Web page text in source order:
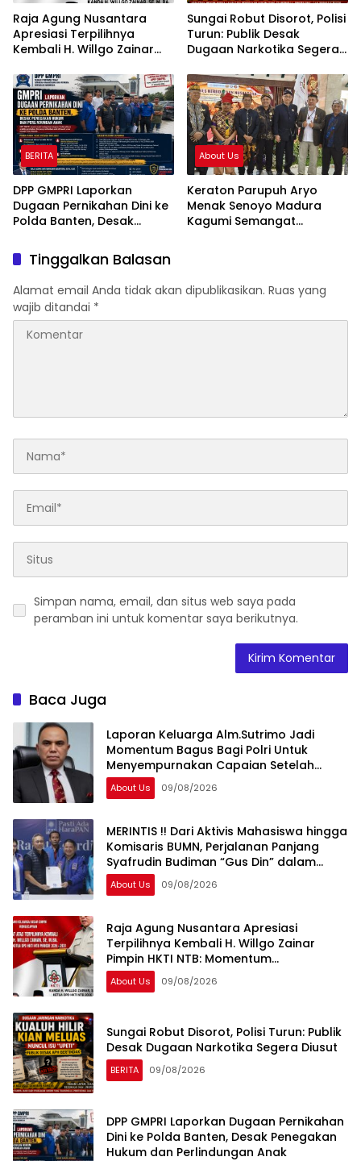
Raja Agung Nusantara
Apresiasi Terpilihnya
Kembali H. Willgo Zainar
Momentum Memperkuat
Ketahanan Pangan
Nasional
Sungai Robut Disorot, Polisi
Turun: Publik Desak
Dugaan Narkotika Segera
BERITA
DPP GMPRI Laporkan
Dugaan Pernikahan Dini ke
Polda Banten, Desak
Perlindungan Anak
About Us
Keraton Parupuh Aryo
Menak Senoyo Madura
Kagumi Semangat
Tinggalkan Balasan
Alamat email Anda tidak akan dipublikasikan. Ruas yang
wajib ditandai *
Simpan nama, email, dan situs web saya pada
peramban ini untuk komentar saya berikutnya.
Baca Juga
Laporan Keluarga Alm.Sutrimo Jadi
Momentum Bagus Bagi Polri Untuk
Menyempurnakan Capaian Setelah
Membongkar Kasus Febrie
About Us 09/08/2026
MERINTIS !! Dari Aktivis Mahasiswa hingga
Komisaris BUMN, Perjalanan Panjang
Syafrudin Budiman “Gus Din” dalam
Dunia Pergerakan dan Pengabdian
Publik
About Us 09/08/2026
Raja Agung Nusantara Apresiasi
Terpilihnya Kembali H. Willgo Zainar
Pimpin HKTI NTB: Momentum
Memperkuat Ketahanan Pangan
Nasional
About Us 09/08/2026
Sungai Robut Disorot, Polisi Turun: Publik
Desak Dugaan Narkotika Segera Diusut
BERITA 09/08/2026
DPP GMPRI Laporkan Dugaan Pernikahan
Dini ke Polda Banten, Desak Penegakan
Hukum dan Perlindungan Anak